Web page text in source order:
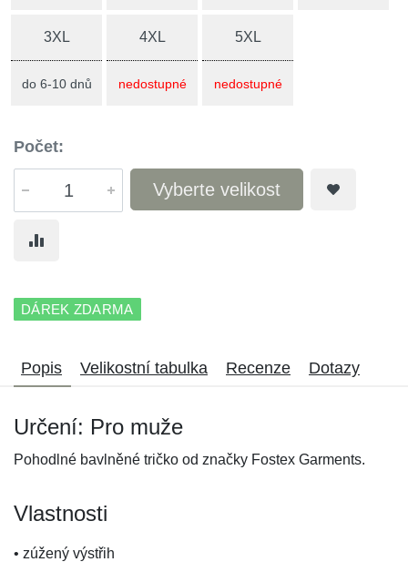
3XL
do 6-10 dnů
4XL
nedostupné
5XL
nedostupné
Počet:
Vyberte velikost
DÁREK ZDARMA
Popis Velikostní tabulka Recenze Dotazy
Určení: Pro muže
Pohodlné bavlněné tričko od značky Fostex Garments.
Vlastnosti
• zúžený výstřih